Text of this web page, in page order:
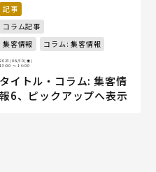
記事
コラム記事
集客情報
コラム: 集客情報
2023/06/30(金)
13:00 〜 14:00
タイトル・コラム: 集客情
報6、ピックアップへ表示